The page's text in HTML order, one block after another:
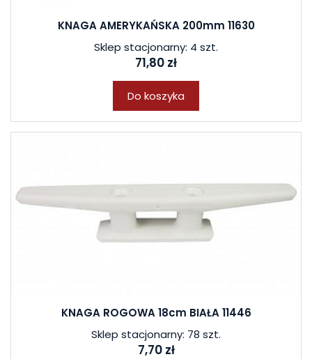
KNAGA AMERYKAŃSKA 200mm 11630
Sklep stacjonarny: 4 szt.
71,80 zł
Do koszyka
KNAGA ROGOWA 18cm BIAŁA 11446
Sklep stacjonarny: 78 szt.
7,70 zł